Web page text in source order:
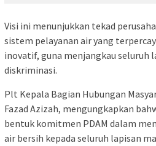
Visi ini menunjukkan tekad
sistem pelayanan air yang
inovatif, guna menjangkau seluruh
diskriminasi.
Plt Kepala Bagian Hubungan
Fazad Azizah, mengungkapkan
bentuk komitmen PDAM dalam
air bersih kepada seluruh lapisan